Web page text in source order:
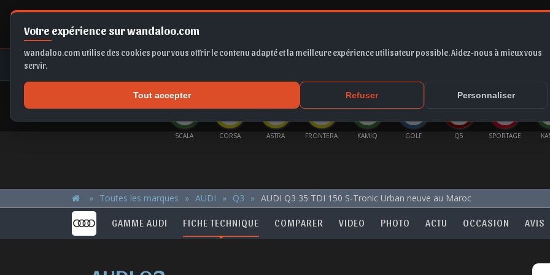
Votre expérience sur wandaloo.com
wandaloo.com utilise des cookies pour vous offrir le contenu adapté et la meilleure expérience utilisateur possible. Aidez-nous à mieux vous
servir.
Tout accepter Refuser Personnaliser
SCALA CORSA ASTRA FRONTERA KAMIQ GOLF Q5 SPORTAGE
Toutes les marques AUDI Q3 AUDI Q3 35 TDI 150 S-Tronic Urban neuve au Maroc
GAMME AUDI FICHE TECHNIQUE COMPARER VIDEO PHOTO ACTU OCCASION AVIS